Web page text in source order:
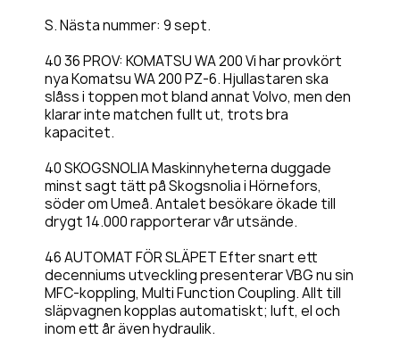
S. Nästa nummer: 9 sept.
40 36 PROV: KOMATSU WA 200 Vi har provkört
nya Komatsu WA 200 PZ-6. Hjullastaren ska
slåss i toppen mot bland annat Volvo, men den
klarar inte matchen fullt ut, trots bra
kapacitet.
40 SKOGSNOLIA Maskinnyheterna duggade
minst sagt tätt på Skogsnolia i Hörnefors,
söder om Umeå. Antalet besökare ökade till
drygt 14.000 rapporterar vår utsände.
46 AUTOMAT FÖR SLÄPET Efter snart ett
decenniums utveckling presenterar VBG nu sin
MFC-koppling, Multi Function Coupling. Allt till
släpvagnen kopplas automatiskt; luft, el och
inom ett år även hydraulik.